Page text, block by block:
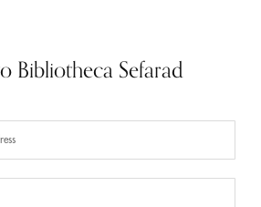
Bibliotheca Sefarad